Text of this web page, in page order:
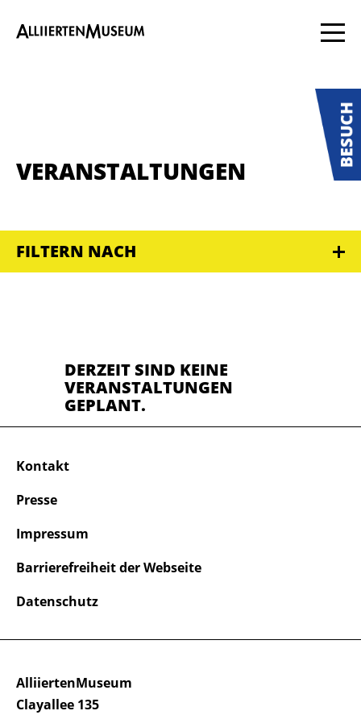
VERANSTALTUNGEN
FILTERN NACH
DERZEIT SIND KEINE
VERANSTALTUNGEN
GEPLANT.
AlliiertenMuseum
Clayallee 135
Kontakt
Presse
Impressum
Barrierefreiheit der Webseite
Datenschutz